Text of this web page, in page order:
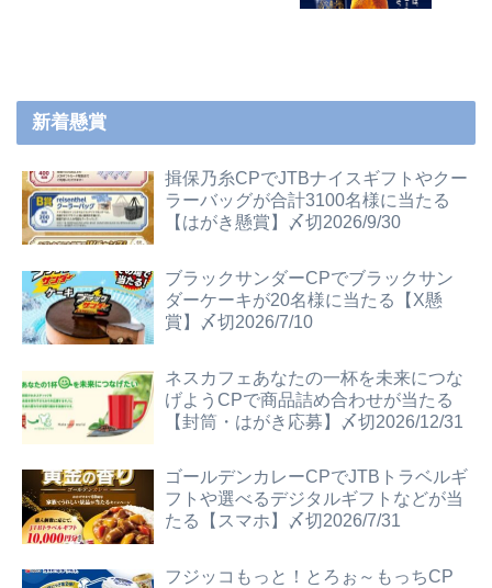
新着懸賞
揖保乃糸CPでJTBナイスギフトやクー
ラーバッグが合計3100名様に当たる
【はがき懸賞】〆切2026/9/30
ブラックサンダーCPでブラックサン
ダーケーキが20名様に当たる【X懸
賞】〆切2026/7/10
ネスカフェあなたの一杯を未来につな
げようCPで商品詰め合わせが当たる
【封筒・はがき応募】〆切2026/12/31
ゴールデンカレーCPでJTBトラベルギ
フトや選べるデジタルギフトなどが当
たる【スマホ】〆切2026/7/31
フジッコもっと！とろぉ～もっちCP